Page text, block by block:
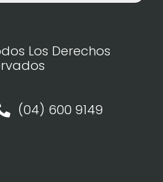
Los Derechos
(04) 600 9149